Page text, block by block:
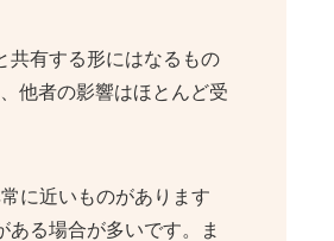
共有する形にはなるもの
他者の影響はほとんど受
に近いものがあります
る場合が多いです。ま